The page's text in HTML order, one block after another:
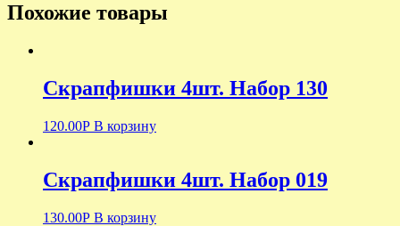
Похожие товары
Скрапфишки 4шт. Набор 130
120.00Р В корзину
Скрапфишки 4шт. Набор 019
130.00Р В корзину